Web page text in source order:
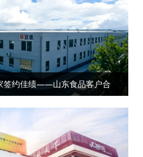
签约佳绩——山东食品客户合